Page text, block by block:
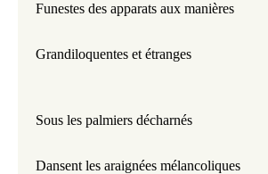
Funestes des apparats aux manières
Grandiloquentes et étranges
Sous les palmiers décharnés
Dansent les araignées mélancoliques